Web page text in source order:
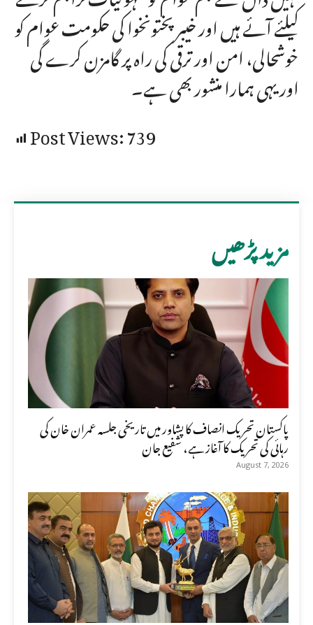
کیلئے آئے ہیں اور خیبر پختونخوا کی حکومت عوام کو
خوشحالی، امن اور ترقی کی راہ پر گامزن کرے گی
اور یہی ہمارا منشور بھی ہے۔
Post Views:739
مزید پڑھیں
پاکستان تحریک انصاف کا پشاور میں تاریخی جلسہ عمران خان کی
رہائی کی تحریک کا آغاز ہے، شفیع جان
August 7, 2026